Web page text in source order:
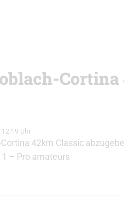
Cortina
Uhr
42km Classic
– Pro amateurs